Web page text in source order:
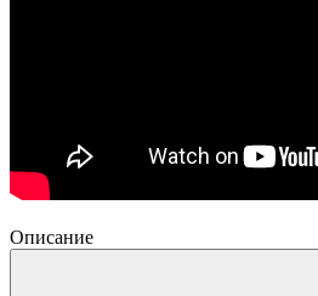
Описание